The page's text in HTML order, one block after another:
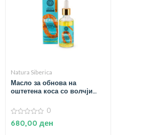
Natura Siberica
Масло за обнова на
оштетена коса со волчји
0
од
0
680,00 ден